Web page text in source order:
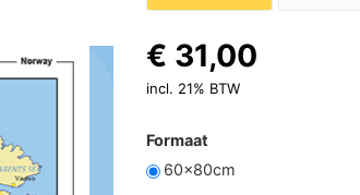
Formaat
60x80cm
€ 31,00
incl. 21% BTW